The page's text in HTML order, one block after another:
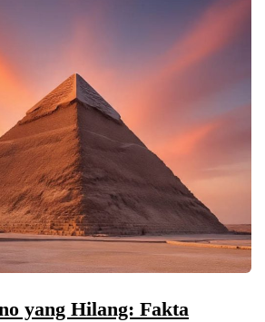
yang Hilang: Fakta